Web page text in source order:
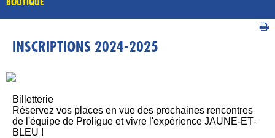
BOUTIQUE
INSCRIPTIONS 2024-2025
Billetterie
Réservez vos places en vue des prochaines rencontres
de l'équipe de Proligue et vivre l'expérience JAUNE-ET-
BLEU !